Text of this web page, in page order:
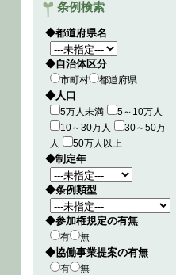
条例検索
◆都道府県名
◆自治体区分
市町村 都道府県
◆人口
5万人未満
5～10万人
10～30万人
30～50万
人
50万人以上
◆制定年
◆条例類型
◆参加権規定の有無
有 無
◆協働事業提案の有無
有 無